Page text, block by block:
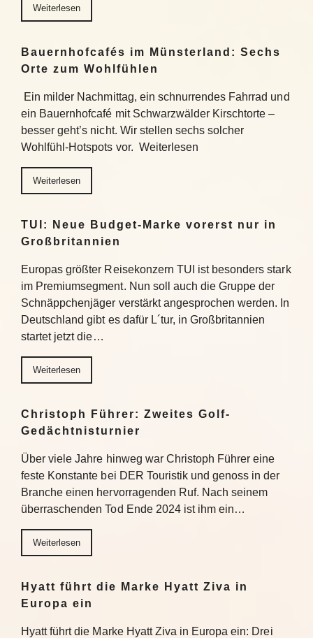
Weiterlesen
Bauernhofcafés im Münsterland: Sechs
Orte zum Wohlfühlen
Ein milder Nachmittag, ein schnurrendes Fahrrad und
ein Bauernhofcafé mit Schwarzwälder Kirschtorte –
besser geht’s nicht. Wir stellen sechs solcher
Wohlfühl-Hotspots vor. Weiterlesen
Weiterlesen
TUI: Neue Budget-Marke vorerst nur in
Großbritannien
Europas größter Reisekonzern TUI ist besonders stark
im Premiumsegment. Nun soll auch die Gruppe der
Schnäppchenjäger verstärkt angesprochen werden. In
Deutschland gibt es dafür L´tur, in Großbritannien
startet jetzt die…
Weiterlesen
Christoph Führer: Zweites Golf-
Gedächtnisturnier
Über viele Jahre hinweg war Christoph Führer eine
feste Konstante bei DER Touristik und genoss in der
Branche einen hervorragenden Ruf. Nach seinem
überraschenden Tod Ende 2024 ist ihm ein…
Weiterlesen
Hyatt führt die Marke Hyatt Ziva in
Europa ein
Hyatt führt die Marke Hyatt Ziva in Europa ein: Drei